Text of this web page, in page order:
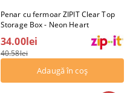
Penar cu fermoar ZIPIT Clear Top
Storage Box - Neon Heart
34.00lei
40.58lei